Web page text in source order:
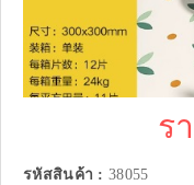
ร
รหัสสินค้า : 38055